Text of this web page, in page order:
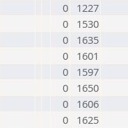
0
1227
0
1530
0
1635
0
1601
0
1597
0
1650
0
1606
0
1625